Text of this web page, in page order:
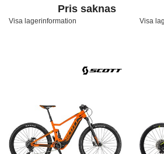
Pris saknas
Visa lagerinformation Visa